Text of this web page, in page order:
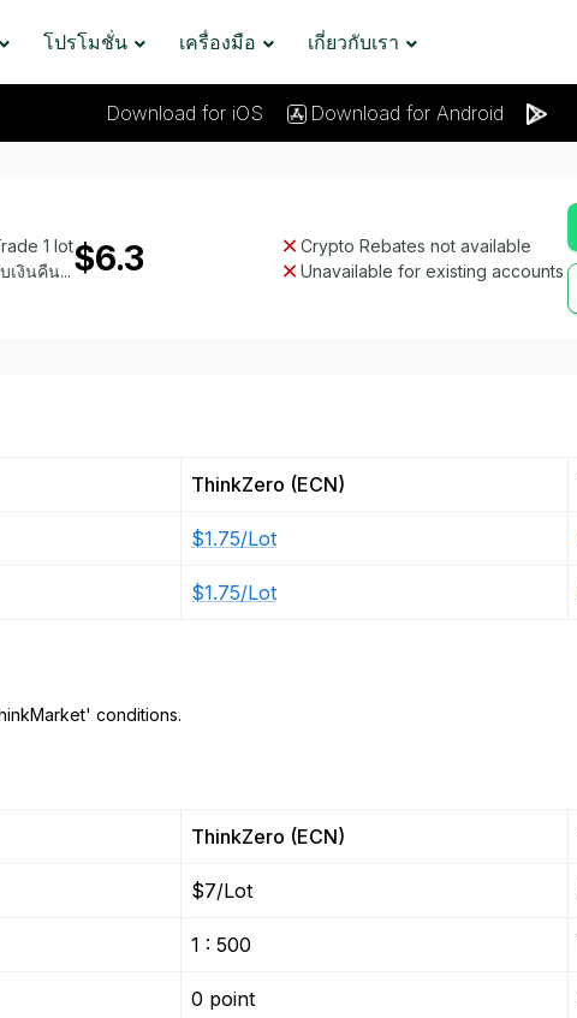
โปรโมชั่น เครื่องมือ เกี่ยวกับเรา
Download for iOS Download for Android
1 lot
เงินคืน...$6.3
Crypto Rebates not available
Unavailable for existing accounts
ThinkZero (ECN)
$1.75/Lot
$1.75/Lot
conditions.
ThinkZero (ECN)
$7/Lot
1 : 500
0 point